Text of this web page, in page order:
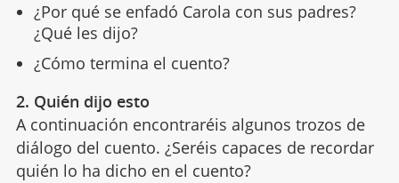
¿Por qué se enfadó Carola con sus padres?
¿Qué les dijo?
¿Cómo termina el cuento?
2. Quién dijo esto
A continuación encontraréis algunos trozos de
diálogo del cuento. ¿Seréis capaces de recordar
quién lo ha dicho en el cuento?